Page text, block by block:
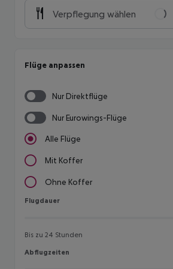
Verpflegung wählen
Flüge anpassen
Nur Direktflüge
Nur Eurowings-Flüge
Alle Flüge
Mit Koffer
Ohne Koffer
Flugdauer
Flugdauer
Bis zu 24 Stunden
Abflugzeiten
Abflugzeiten